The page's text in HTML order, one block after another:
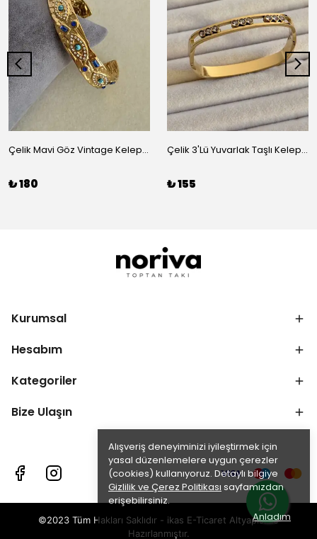
Alışveriş deneyiminizi iyileştirmek için
yasal düzenlemelere uygun çerezler
(cookies) kullanıyoruz. Detaylı bilgiye
Gizlilik ve Çerez Politikası sayfamızdan
erişebilirsiniz.
Anladım
Çelik Mavi Göz Vintage Kelepçe
₺ 180
Çelik 3'Lü Yuvarlak Taşlı Kelepçe
₺ 155
Kurumsal
Hesabım
Kategoriler
Bize Ulaşın
©2023 Tüm Hakları Saklıdır - ikas E-Ticaret Altyapısı ile
Hazırlanmıştır.